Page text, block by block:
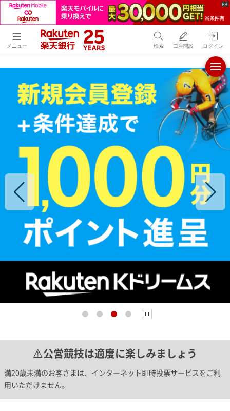
メニュー 検索 口座開設 ログイン
公営競技は適度に楽しみましょう
満20歳未満のお客さまは、インターネット即時投票サービスをご利
用いただけません。